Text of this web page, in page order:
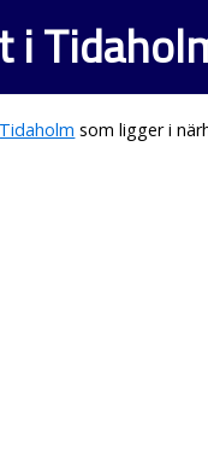
i
Tidaholm som ligger i